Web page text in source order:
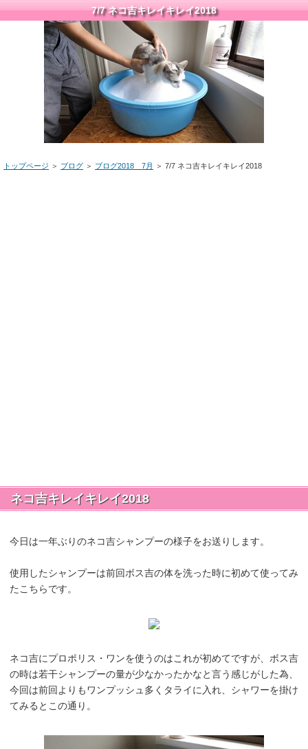
7/7 ネコ吉キレイキレイ2018
トップページ ＞ ブログ ＞ ブログ2018 7月 ＞ 7/7 ネコ吉キレイキレイ2018
ネコ吉キレイキレイ2018
今日は一年ぶりのネコ吉シャンプーの様子をお送りします。
使用したシャンプーは前回ボス吉の体を洗った時に初めて使ってみ
たこちらです。
ネコ吉にプロポリス・ワンを使うのはこれが初めてですが、ボス吉
の時は若干シャンプーの量が少なかったかなと言う感じがした為、
今回は前回よりもワンプッシュ多くタライに入れ、シャワーを掛け
てみるとこの通り。